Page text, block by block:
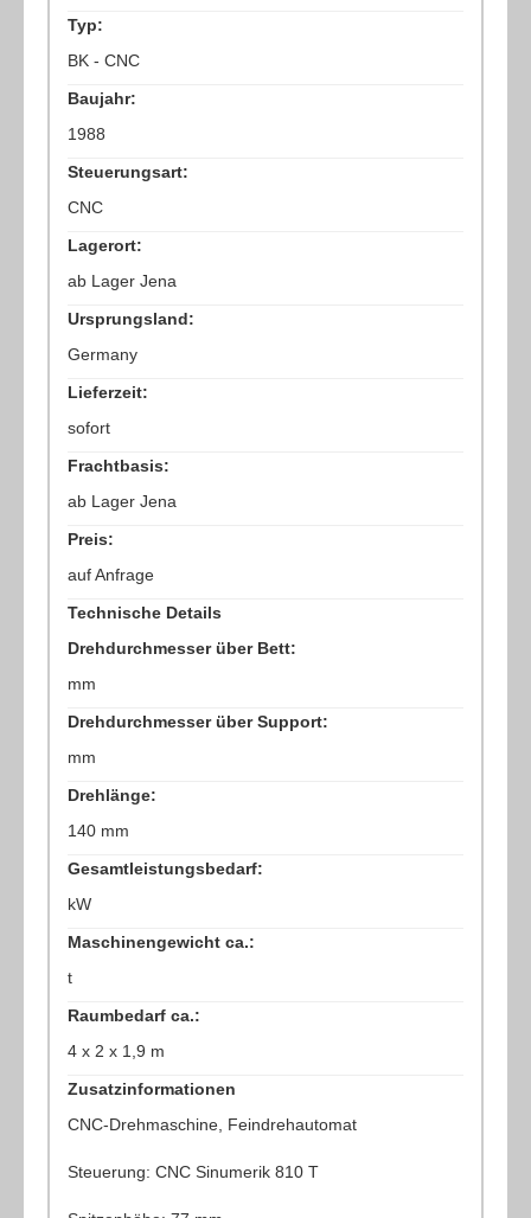
Typ:
BK - CNC
Baujahr:
1988
Steuerungsart:
CNC
Lagerort:
ab Lager Jena
Ursprungsland:
Germany
Lieferzeit:
sofort
Frachtbasis:
ab Lager Jena
Preis:
auf Anfrage
Technische Details
Drehdurchmesser über Bett:
mm
Drehdurchmesser über Support:
mm
Drehlänge:
140 mm
Gesamtleistungsbedarf:
kW
Maschinengewicht ca.:
t
Raumbedarf ca.:
4 x 2 x 1,9 m
Zusatzinformationen
CNC-Drehmaschine, Feindrehautomat
Steuerung: CNC Sinumerik 810 T